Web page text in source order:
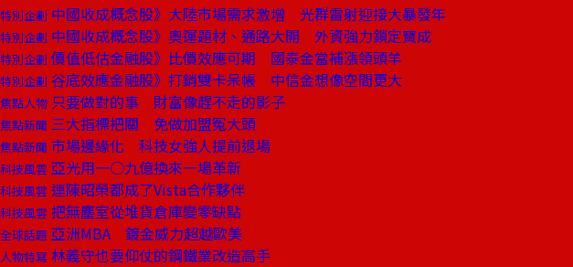
特別企劃 中國收成概念股》大陸市場需求激增 光群雷射迎接大暴發年
特別企劃 中國收成概念股》奧運題材、通路大開 外資強力鎖定寶成
特別企劃 價值低估金融股》比價效應可期 國泰金當補漲領頭羊
特別企劃 谷底效應金融股》打銷雙卡呆帳 中信金想像空間更大
焦點人物 只要做對的事 財富像趕不走的影子
焦點新聞 三大指標把關 免做加盟冤大頭
焦點新聞 市場邊緣化 科技女強人提前退場
科技風雲 亞光用一○九億換來一場革新
科技風雲 連陳昭榮都成了Vista合作夥伴
科技風雲 把無塵室從堆貨倉庫變零缺點
全球話題 亞洲MBA 鍍金威力超越歐美
人物特寫 林義守也要仰仗的鋼鐵業改造高手